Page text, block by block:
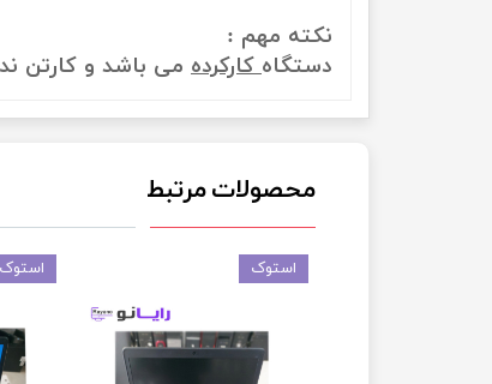
نکته مهم :
دستگاهکارکرده می باشد و کارتن
محصولات مرتبط
استوک استوک